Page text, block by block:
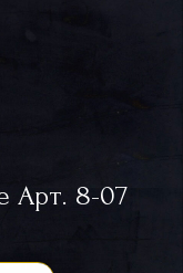
Арт. 8-07